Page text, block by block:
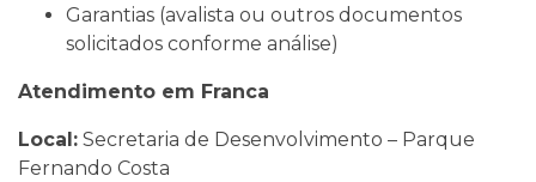
Garantias (avalista ou outros documentos
solicitados conforme análise)
Atendimento em Franca
Local: Secretaria de Desenvolvimento – Parque
Fernando Costa